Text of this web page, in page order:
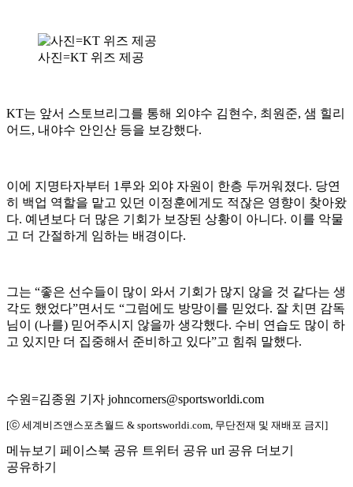
사진=KT 위즈 제공
KT는 앞서 스토브리그를 통해 외야수 김현수, 최원준, 샘 힐리
어드, 내야수 안인산 등을 보강했다.
이에 지명타자부터 1루와 외야 자원이 한층 두꺼워졌다. 당연
히 백업 역할을 맡고 있던 이정훈에게도 적잖은 영향이 찾아왔
다. 예년보다 더 많은 기회가 보장된 상황이 아니다. 이를 악물
고 더 간절하게 임하는 배경이다.
그는 “좋은 선수들이 많이 와서 기회가 많지 않을 것 같다는 생
각도 했었다”면서도 “그럼에도 방망이를 믿었다. 잘 치면 감독
님이 (나를) 믿어주시지 않을까 생각했다. 수비 연습도 많이 하
고 있지만 더 집중해서 준비하고 있다”고 힘줘 말했다.
수원=김종원 기자 johncorners@sportsworldi.com
[ⓒ 세계비즈앤스포츠월드 & sportsworldi.com, 무단전재 및 재배포 금지]
메뉴보기 페이스북 공유 트위터 공유 url 공유 더보기
공유하기